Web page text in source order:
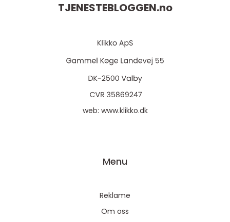
TJENESTEBLOGGEN.no
web: www.klikko.dk
Menu
Reklame
Om oss